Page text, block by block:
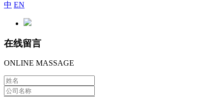
中 EN
在线留言
ONLINE MASSAGE